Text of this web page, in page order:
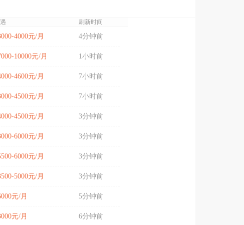
刷新时间
4000元/月 4分钟前
10000元/月 1小时前
4600元/月 7小时前
4500元/月 7小时前
4500元/月 3分钟前
6000元/月 3分钟前
6000元/月 3分钟前
5000元/月 3分钟前
元/月 5分钟前
元/月 6分钟前